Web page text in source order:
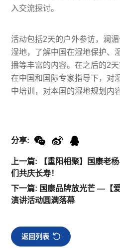
入交流探讨。
活动包括2天的户外参访，澜
湿地，了解中国在湿地保护、
播等丰富的内容。在之后的2
在中国和国际专家指导下，对
中培训，对本国的湿地规划内
上一篇: 【重阳相聚】国康老
们共庆长寿！
下一篇: 国康品牌放光芒 —【
演讲活动圆满落幕
分享:
返回列表